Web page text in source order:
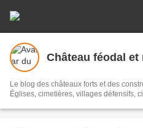
Château féodal
Le blog des châteaux forts et des
Églises, cimetières, villages défensifs,